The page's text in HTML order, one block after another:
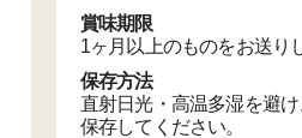
賞味期限
1ヶ月以上のものをお送り
保存方法
直射日光・高温多湿を避
保存してください。